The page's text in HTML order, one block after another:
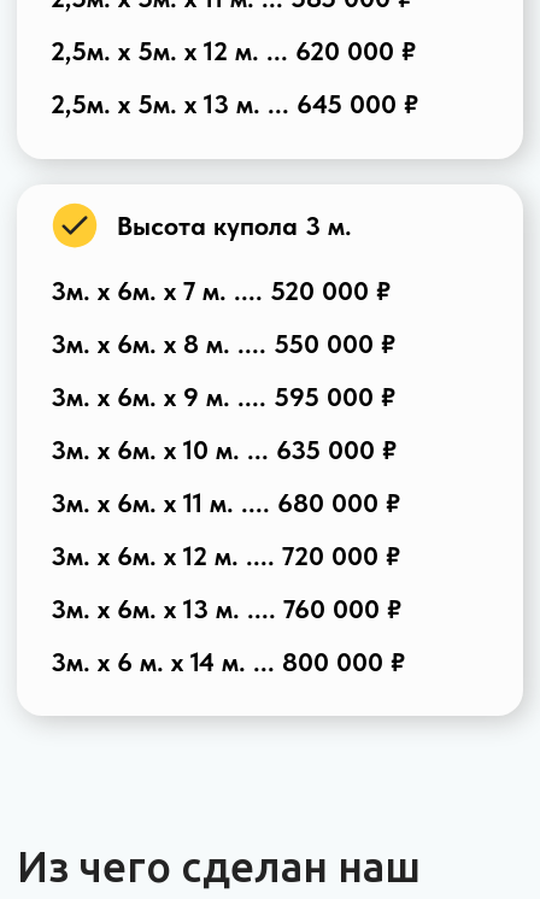
Вид сверху
Вид сбоку
Проект купола для
круглого бассейна
диаметром 5 м.